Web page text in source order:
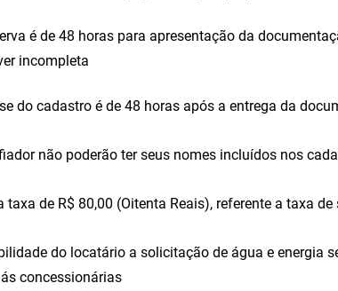
é de 48 horas para apresentação da
incompleta
do cadastro é de 48 horas após a entrega da
não poderão ter seus nomes incluídos nos
taxa de R$ 80,00 (Oitenta Reais), referente a taxa
do locatário a solicitação de água e energia
concessionárias